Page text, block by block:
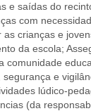
e saídas do
com
as crianças e
da escola;
comunidade
e
lúdico-
(da